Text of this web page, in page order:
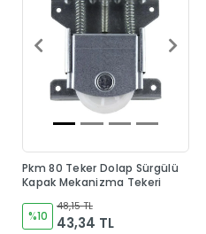
Pkm 80 Teker Dolap Sürgülü
Kapak Mekanizma Tekeri
%10
48,15 TL
43,34 TL